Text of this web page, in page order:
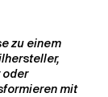
zu einem
oder
mit